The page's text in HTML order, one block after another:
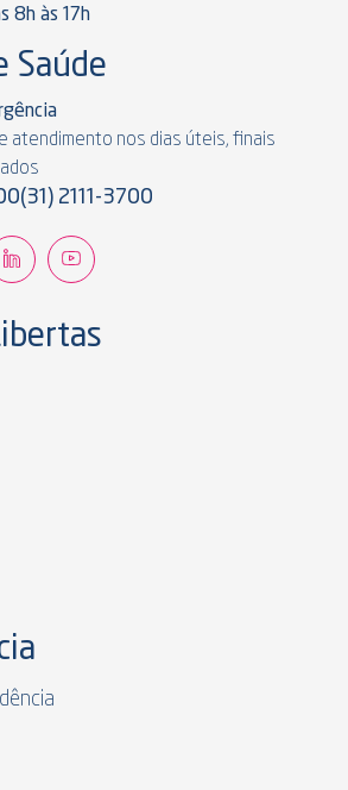
8h às 17h
Saúde
atendimento nos dias úteis, finais
(31) 2111-3700